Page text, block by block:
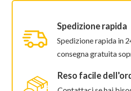
Spedizione rapida
Spedizione rapida in
consegna gratuita
Reso facile